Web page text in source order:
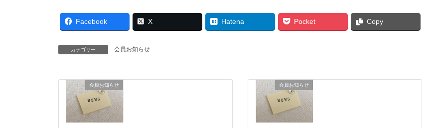
Facebook X Hatena Pocket Copy
カテゴリー 会員お知らせ
会員お知らせ 会員お知らせ